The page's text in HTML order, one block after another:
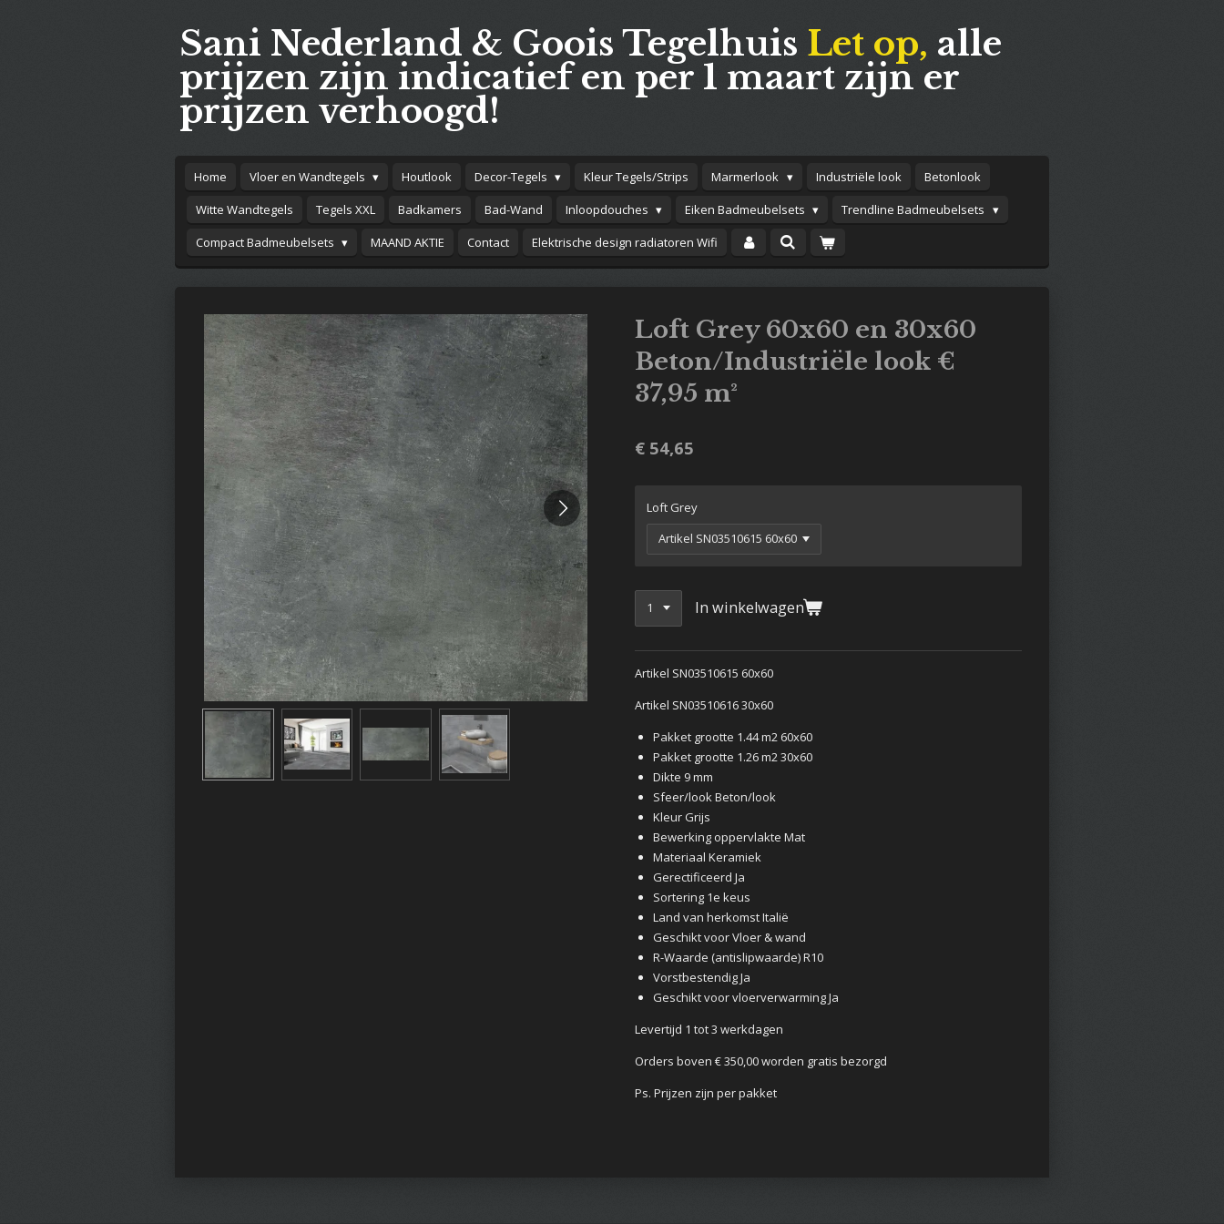
Sani Nederland & Goois Tegelhuis Let op, alle
prijzen zijn indicatief en per 1 maart zijn er
prijzen verhoogd!
Home Vloer en Wandtegels Houtlook Decor-Tegels Kleur Tegels/Strips Marmerlook Industriële look
Betonlook
Witte Wandtegels
Tegels XXL Badkamers Bad-Wand Inloopdouches Eiken Badmeubelsets
Trendline Badmeubelsets
Compact Badmeubelsets
MAAND AKTIE Contact Elektrische design radiatoren Wifi
Loft Grey 60x60 en 30x60
Beton/Industriële look €
37,95 m²
€ 54,65
Loft Grey
In winkelwagen
Artikel SN03510615 60x60
Artikel SN03510616 30x60
Pakket grootte 1.44 m2 60x60
Pakket grootte 1.26 m2 30x60
Dikte 9 mm
Sfeer/look Beton/look
Kleur Grijs
Bewerking oppervlakte Mat
Materiaal Keramiek
Gerectificeerd Ja
Sortering 1e keus
Land van herkomst Italië
Geschikt voor Vloer & wand
R-Waarde (antislipwaarde) R10
Vorstbestendig Ja
Geschikt voor vloerverwarming Ja
Levertijd 1 tot 3 werkdagen
Orders boven € 350,00 worden gratis bezorgd
Ps. Prijzen zijn per pakket